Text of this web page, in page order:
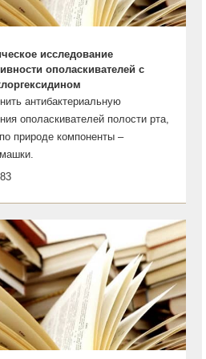
исследование
ополаскивателей с
антибактериальную
ополаскивателей полости рта,
природе компоненты –